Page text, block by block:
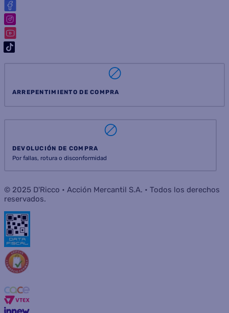
ARREPENTIMIENTO DE COMPRA
DEVOLUCIÓN DE COMPRA
Por fallas, rotura o disconformidad
© 2025 D'Ricco • Acción Mercantil S.A. • Todos los derechos
reservados.